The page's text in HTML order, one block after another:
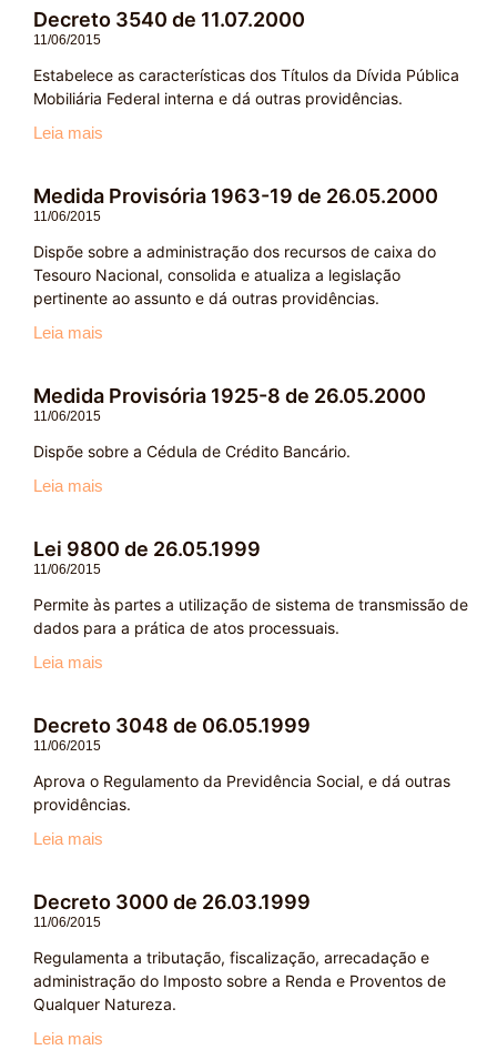
Decreto 3540 de 11.07.2000
11/06/2015
Estabelece as características dos Títulos da Dívida Pública
Mobiliária Federal interna e dá outras providências.
Leia mais
Medida Provisória 1963-19 de 26.05.2000
11/06/2015
Dispõe sobre a administração dos recursos de caixa do
Tesouro Nacional, consolida e atualiza a legislação
pertinente ao assunto e dá outras providências.
Leia mais
Medida Provisória 1925-8 de 26.05.2000
11/06/2015
Dispõe sobre a Cédula de Crédito Bancário.
Leia mais
Lei 9800 de 26.05.1999
11/06/2015
Permite às partes a utilização de sistema de transmissão de
dados para a prática de atos processuais.
Leia mais
Decreto 3048 de 06.05.1999
11/06/2015
Aprova o Regulamento da Previdência Social, e dá outras
providências.
Leia mais
Decreto 3000 de 26.03.1999
11/06/2015
Regulamenta a tributação, fiscalização, arrecadação e
administração do Imposto sobre a Renda e Proventos de
Qualquer Natureza.
Leia mais